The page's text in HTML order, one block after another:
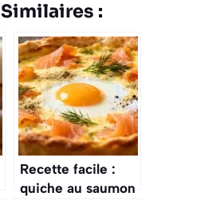
:
Recette facile :
quiche au saumon